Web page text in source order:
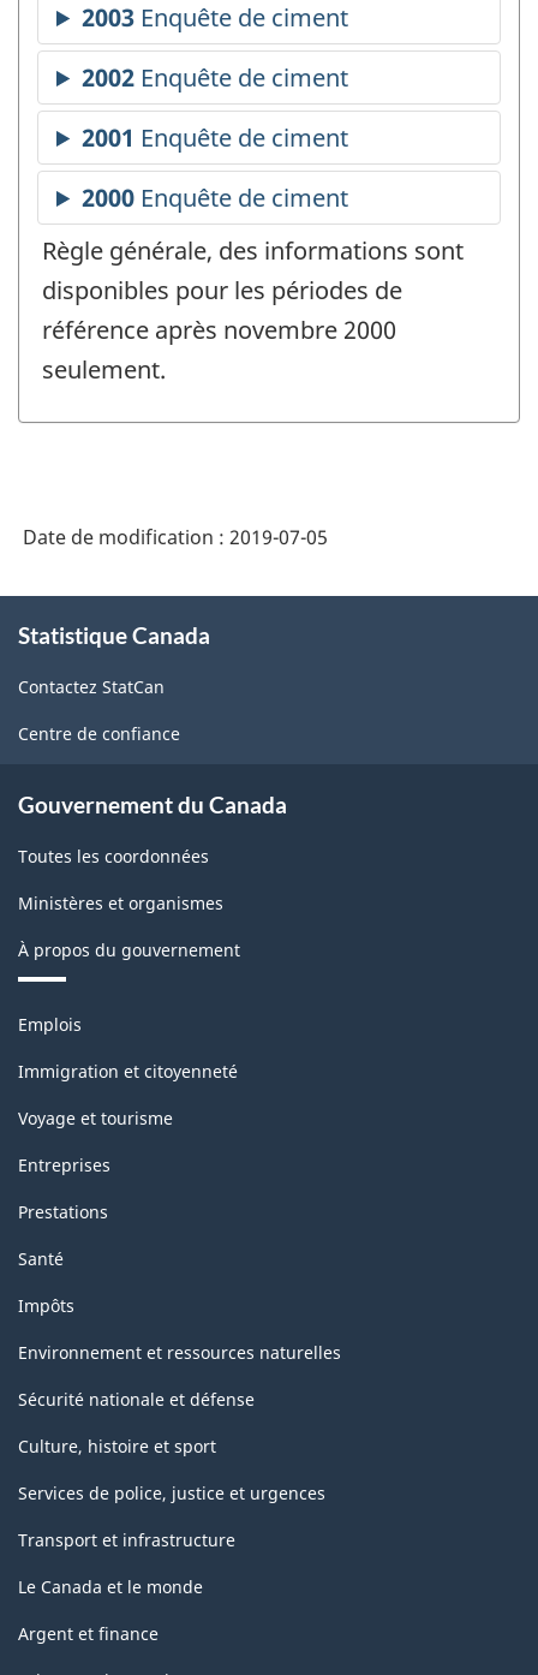
Règle générale, des informations sont
disponibles pour les périodes de
référence après novembre 2000
seulement.
Date de modification : 2019-07-05
propos
ce
site
Statistique Canada
Contactez StatCan
Centre de confiance
Gouvernement du Canada
Toutes les coordonnées
Ministères et organismes
À propos du gouvernement
Thèmes
sujets
Emplois
Immigration et citoyenneté
Voyage et tourisme
Entreprises
Prestations
Santé
Impôts
Environnement et ressources naturelles
Sécurité nationale et défense
Culture, histoire et sport
Services de police, justice et urgences
Transport et infrastructure
Le Canada et le monde
Argent et finance